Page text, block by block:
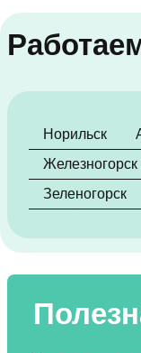
Норильск
Железногорск
Зеленогорск